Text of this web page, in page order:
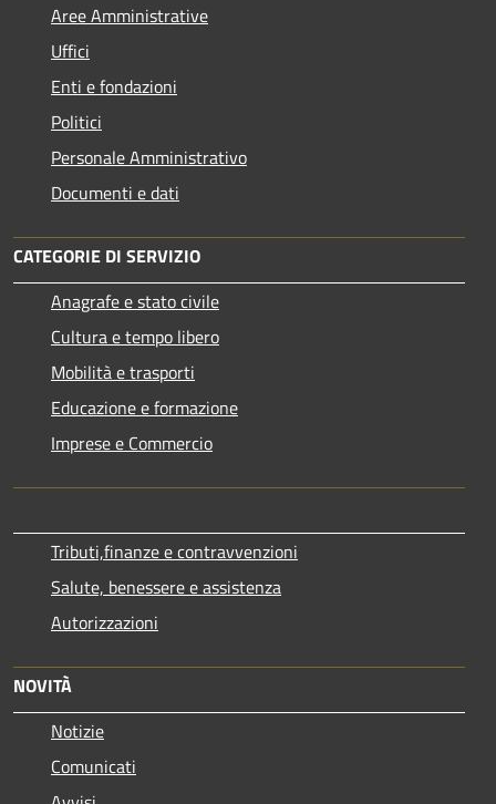
Aree Amministrative
Uffici
Enti e fondazioni
Politici
Personale Amministrativo
Documenti e dati
CATEGORIE DI SERVIZIO
Anagrafe e stato civile
Cultura e tempo libero
Mobilità e trasporti
Educazione e formazione
Imprese e Commercio
Tributi,finanze e contravvenzioni
Salute, benessere e assistenza
Autorizzazioni
NOVITÀ
Notizie
Comunicati